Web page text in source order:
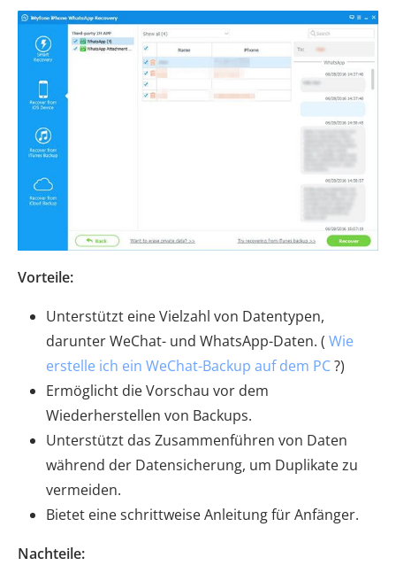
Vorteile:
Unterstützt eine Vielzahl von Datentypen,
darunter WeChat- und WhatsApp-Daten. ( Wie
erstelle ich ein WeChat-Backup auf dem PC?)
Ermöglicht die Vorschau vor dem
Wiederherstellen von Backups.
Unterstützt das Zusammenführen von Daten
während der Datensicherung, um Duplikate zu
vermeiden.
Bietet eine schrittweise Anleitung für Anfänger.
Nachteile: